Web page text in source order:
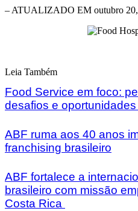
– ATUALIZADO EM outubro
Leia Também
Food Service em foco:
desafios e
ABF ruma aos 40 anos
franchising brasileiro
ABF fortalece a
brasileiro com missão
Costa Rica